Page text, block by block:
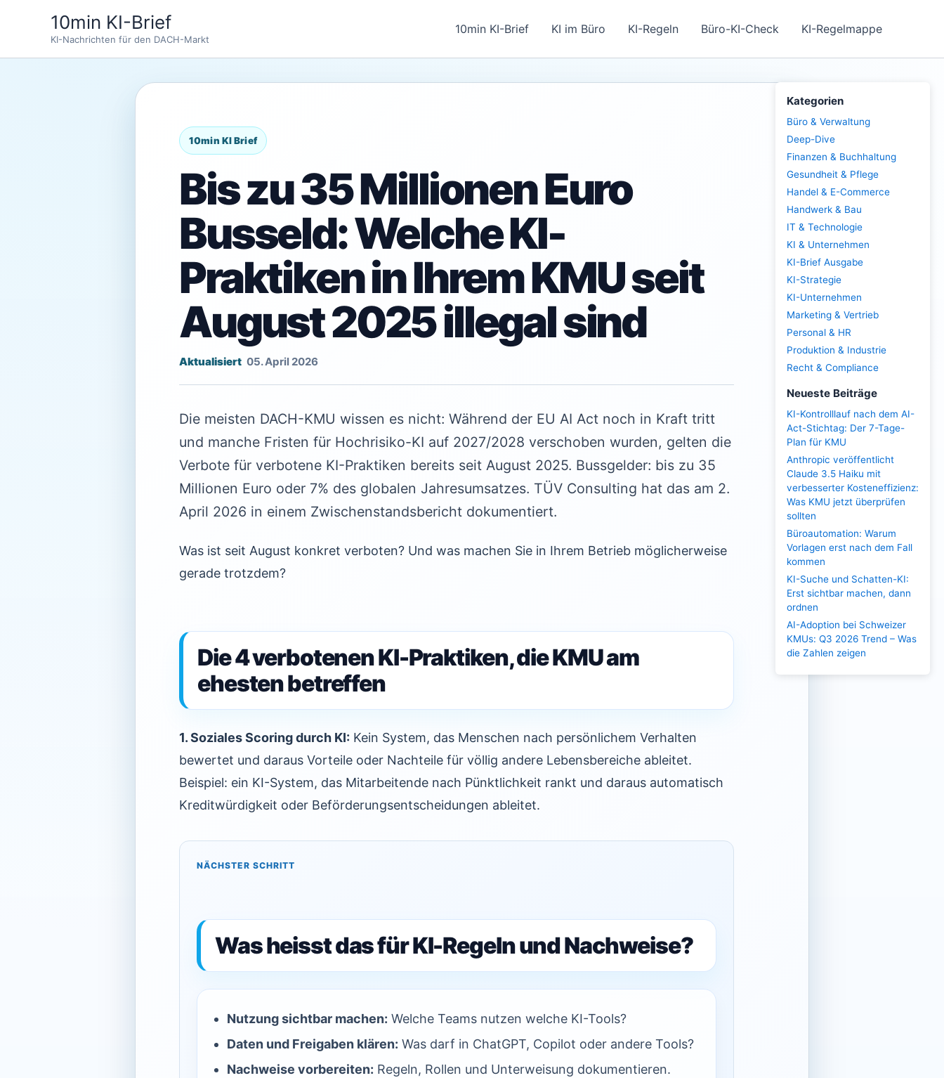
10min KI-Brief
KI-Nachrichten für den DACH-Markt
10min KI-Brief KI im Büro KI-Regeln Büro-KI-Check KI-Regelmappe
Bis zu 35 Millionen Euro
Busseld: Welche KI-
Praktiken in Ihrem KMU seit
August 2025 illegal sind
05. April 2026
Die meisten DACH-KMU wissen es nicht: Während der EU AI Act noch in Kraft tritt
und manche Fristen für Hochrisiko-KI auf 2027/2028 verschoben wurden, gelten die
Verbote für verbotene KI-Praktiken bereits seit August 2025. Bussgelder: bis zu 35
Millionen Euro oder 7% des globalen Jahresumsatzes. TÜV Consulting hat das am 2.
April 2026 in einem Zwischenstandsbericht dokumentiert.
Was ist seit August konkret verboten? Und was machen Sie in Ihrem Betrieb möglicherweise
gerade trotzdem?
Die 4 verbotenen KI-Praktiken, die KMU am
ehesten betreffen
1. Soziales Scoring durch KI: Kein System, das Menschen nach persönlichem Verhalten
bewertet und daraus Vorteile oder Nachteile für völlig andere Lebensbereiche ableitet.
Beispiel: ein KI-System, das Mitarbeitende nach Pünktlichkeit rankt und daraus automatisch
Kreditwürdigkeit oder Beförderungsentscheidungen ableitet.
NÄCHSTER SCHRITT
Was heisst das für KI-Regeln und Nachweise?
Nutzung sichtbar machen: Welche Teams nutzen welche KI-Tools?
Daten und Freigaben klären: Was darf in ChatGPT, Copilot oder andere Tools?
Nachweise vorbereiten: Regeln, Rollen und Unterweisung dokumentieren.
Kategorien
Büro & Verwaltung
Deep-Dive
Finanzen & Buchhaltung
Gesundheit & Pflege
Handel & E-Commerce
Handwerk & Bau
IT & Technologie
KI & Unternehmen
KI-Brief Ausgabe
KI-Strategie
KI-Unternehmen
Marketing & Vertrieb
Personal & HR
Produktion & Industrie
Recht & Compliance
Neueste Beiträge
KI-Kontrolllauf nach dem AI-
Act-Stichtag: Der 7-Tage-
Plan für KMU
Anthropic veröffentlicht
Claude 3.5 Haiku mit
verbesserter Kosteneffizienz:
Was KMU jetzt überprüfen
sollten
Büroautomation: Warum
Vorlagen erst nach dem Fall
kommen
KI-Suche und Schatten-KI:
Erst sichtbar machen, dann
ordnen
AI-Adoption bei Schweizer
KMUs: Q3 2026 Trend – Was
die Zahlen zeigen